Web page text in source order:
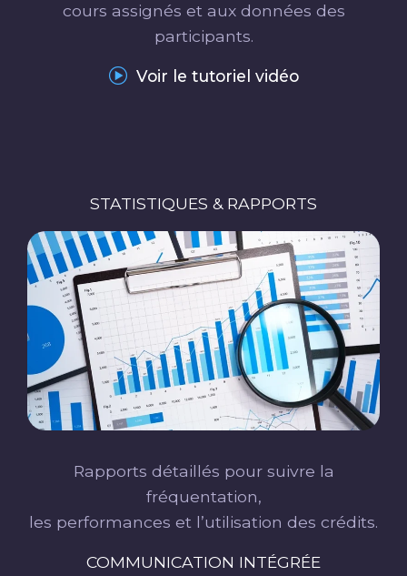
cours assignés et aux données des
participants.
Voir le tutoriel vidéo
STATISTIQUES & RAPPORTS
Rapports détaillés pour suivre la
fréquentation,
les performances et l’utilisation des crédits.
COMMUNICATION INTÉGRÉE